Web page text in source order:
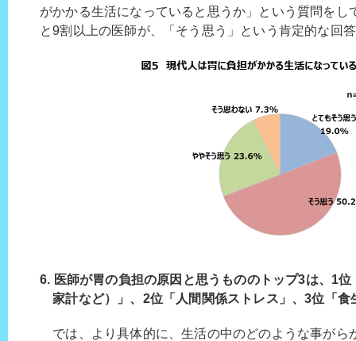
がかかる生活になっていると思うか」という質問をし
と9割以上の医師が、「そう思う」という肯定的な回
6. 医師が胃の負担の原因と思うもののトップ3は、1
家計など）」、2位「人間関係ストレス」、3位「食
では、より具体的に、生活の中のどのような事がら